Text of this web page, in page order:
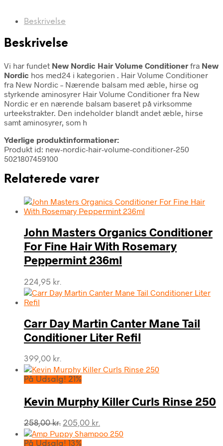
Beskrivelse
Beskrivelse
Vi har fundet New Nordic Hair Volume Conditioner fra New
Nordic hos med24 i kategorien . Hair Volume Conditioner
fra New Nordic – Nærende balsam med æble, hirse og
styrkende aminosyrer Hair Volume Conditioner fra New
Nordic er en nærende balsam baseret på virksomme
urteekstrakter. Den indeholder blandt andet æble, hirse
samt aminosyrer, som h
Yderlige produktinformationer:
Produkt id: new-nordic-hair-volume-conditioner-250
5021807459100
Relaterede varer
John Masters Organics Conditioner
For Fine Hair With Rosemary
Peppermint 236ml
224,95 kr.
Carr Day Martin Canter Mane Tail
Conditioner Liter Refil
399,00 kr.
På Udsalg! 21%
Kevin Murphy Killer Curls Rinse 250
258,00kr. Den
oprindelige
pris
205,00 kr.
aktuelle
På Udsalg! 13%